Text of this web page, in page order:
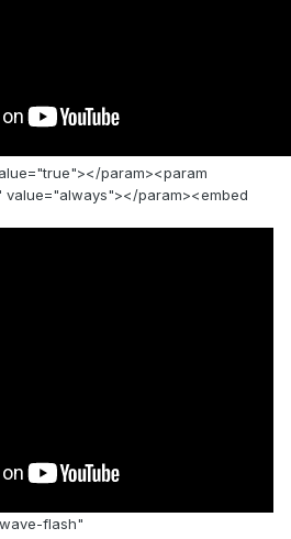
param><param
param><embed
flash"